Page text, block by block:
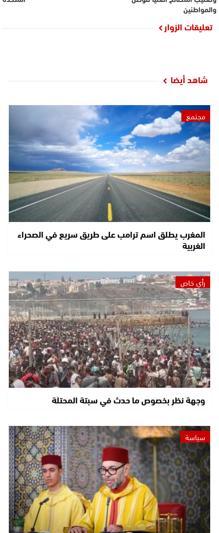
والمواطنين
تعليقات الزوار
شاهد أيضا
مجتمع
المغرب يطلق اسم ترامب على طريق سريع في الصحراء
الغربية
رأي خاص
وجهة نظر بخصوص ما حدث في سبتة المحتلة
سياسة